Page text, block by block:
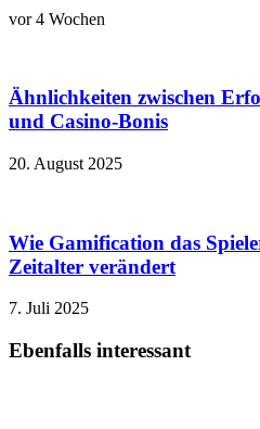
vor 4 Wochen
Ähnlichkeiten zwischen
und Casino‑Bonis
20. August 2025
Wie Gamification das
Zeitalter verändert
7. Juli 2025
Ebenfalls interessant